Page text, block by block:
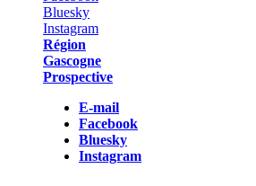
Région
Gascogne
Prospective
E-mail
Facebook
Bluesky
Instagram